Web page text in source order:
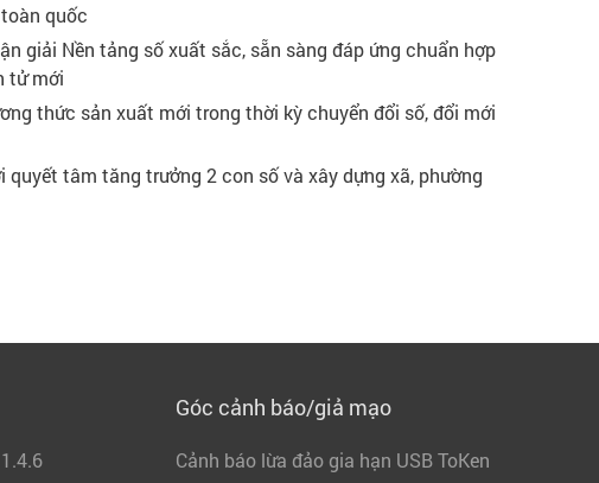
quốc
giải Nền tảng số xuất sắc, sẵn sàng đáp ứng chuẩn hợp
tử mới
thức sản xuất mới trong thời kỳ chuyển đổi số, đổi mới
quyết tâm tăng trưởng 2 con số và xây dựng xã, phường
Góc cảnh báo/giả mạo
Cảnh báo lừa đảo gia hạn USB ToKen